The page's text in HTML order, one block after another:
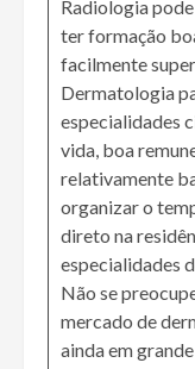
Radiologia
ter formação
facilmente
Dermatologia
especialidades
vida, boa
relativamente
organizar o
direto na
especialidades
Não se
mercado de
ainda em